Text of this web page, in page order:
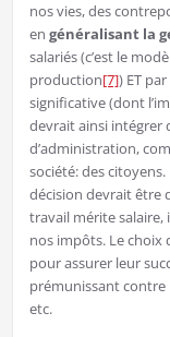
nos vies, des
en généralisant la
salariés (c’est le
production[7]) ET
significative (dont
devrait ainsi intégrer
d’administration,
société: des
décision devrait être
travail mérite
nos impôts. Le choix
pour assurer leur
prémunissant
etc.